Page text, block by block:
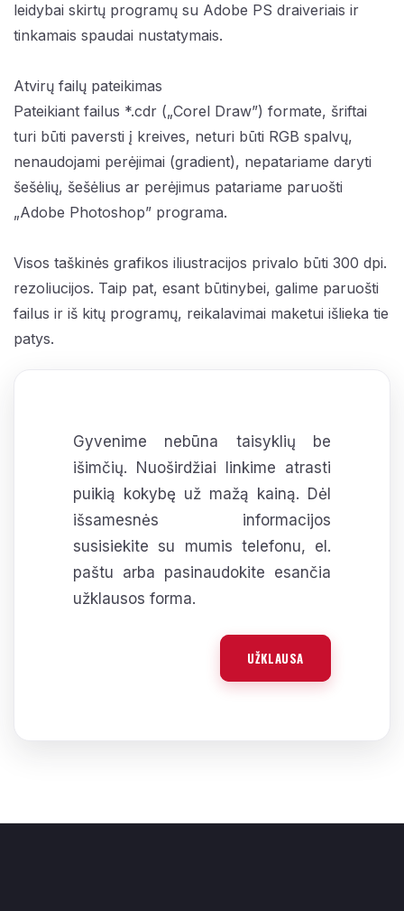
leidybai skirtų programų su Adobe PS draiveriais ir
tinkamais spaudai nustatymais.
Atvirų failų pateikimas
Pateikiant failus *.cdr („Corel Draw”) formate, šriftai
turi būti paversti į kreives, neturi būti RGB spalvų,
nenaudojami perėjimai (gradient), nepatariame daryti
šešėlių, šešėlius ar perėjimus patariame paruošti
„Adobe Photoshop” programa.
Visos taškinės grafikos iliustracijos privalo būti 300 dpi.
rezoliucijos. Taip pat, esant būtinybei, galime paruošti
failus ir iš kitų programų, reikalavimai maketui išlieka tie
patys.
Gyvenime nebūna taisyklių be
išimčių. Nuoširdžiai linkime atrasti
puikią kokybę už mažą kainą. Dėl
išsamesnės informacijos
susisiekite su mumis telefonu, el.
paštu arba pasinaudokite esančia
užklausos forma.
UŽKLAUSA